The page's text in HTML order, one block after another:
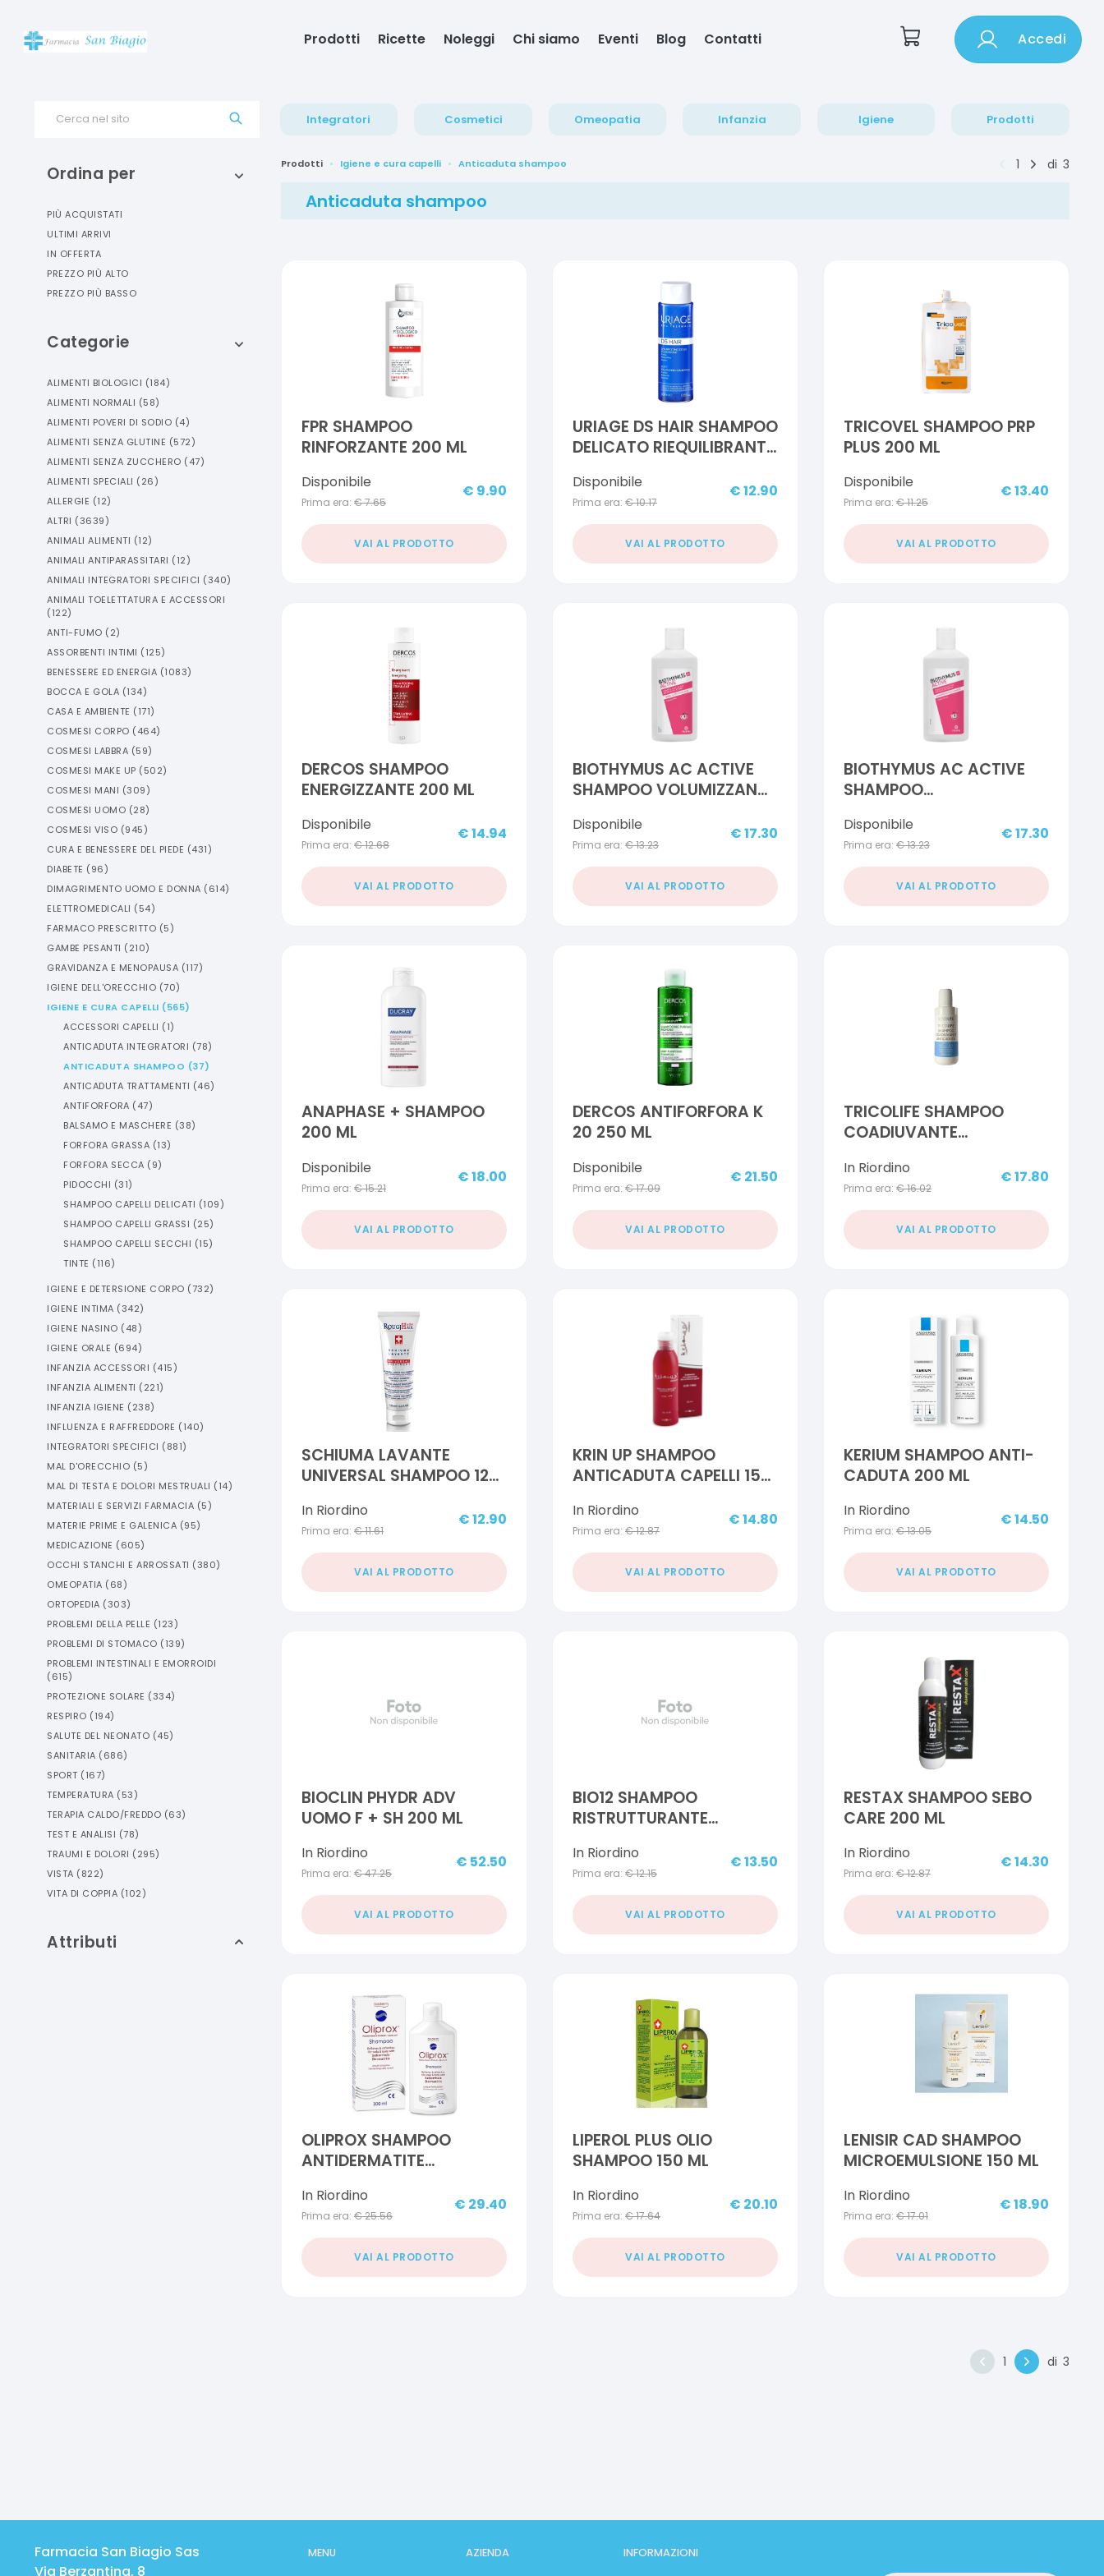
Prodotti Ricette Noleggi Chi siamo Eventi Blog Contatti Accedi
Cerca nel sito Integratori Cosmetici Omeopatia Infanzia Igiene Prodotti
Ordina per
PIÙ ACQUISTATI
ULTIMI ARRIVI
IN OFFERTA
PREZZO PIÙ ALTO
PREZZO PIÙ BASSO
Categorie
ALIMENTI BIOLOGICI (184)
ALIMENTI NORMALI (58)
ALIMENTI POVERI DI SODIO (4)
ALIMENTI SENZA GLUTINE (572)
ALIMENTI SENZA ZUCCHERO (47)
ALIMENTI SPECIALI (26)
ALLERGIE (12)
ALTRI (3639)
ANIMALI ALIMENTI (12)
ANIMALI ANTIPARASSITARI (12)
ANIMALI INTEGRATORI SPECIFICI (340)
ANIMALI TOELETTATURA E ACCESSORI
(122)
ANTI-FUMO (2)
ASSORBENTI INTIMI (125)
BENESSERE ED ENERGIA (1083)
BOCCA E GOLA (134)
CASA E AMBIENTE (171)
COSMESI CORPO (464)
COSMESI LABBRA (59)
COSMESI MAKE UP (502)
COSMESI MANI (309)
COSMESI UOMO (28)
COSMESI VISO (945)
CURA E BENESSERE DEL PIEDE (431)
DIABETE (96)
DIMAGRIMENTO UOMO E DONNA (614)
ELETTROMEDICALI (54)
FARMACO PRESCRITTO (5)
GAMBE PESANTI (210)
GRAVIDANZA E MENOPAUSA (117)
IGIENE DELL'ORECCHIO (70)
IGIENE E CURA CAPELLI (565)
ACCESSORI CAPELLI (1)
ANTICADUTA INTEGRATORI (78)
ANTICADUTA SHAMPOO (37)
ANTICADUTA TRATTAMENTI (46)
ANTIFORFORA (47)
BALSAMO E MASCHERE (38)
FORFORA GRASSA (13)
FORFORA SECCA (9)
PIDOCCHI (31)
SHAMPOO CAPELLI DELICATI (109)
SHAMPOO CAPELLI GRASSI (25)
SHAMPOO CAPELLI SECCHI (15)
TINTE (116)
IGIENE E DETERSIONE CORPO (732)
IGIENE INTIMA (342)
IGIENE NASINO (48)
IGIENE ORALE (694)
INFANZIA ACCESSORI (415)
INFANZIA ALIMENTI (221)
INFANZIA IGIENE (238)
INFLUENZA E RAFFREDDORE (140)
INTEGRATORI SPECIFICI (881)
MAL D'ORECCHIO (5)
MAL DI TESTA E DOLORI MESTRUALI (14)
MATERIALI E SERVIZI FARMACIA (5)
MATERIE PRIME E GALENICA (95)
MEDICAZIONE (605)
OCCHI STANCHI E ARROSSATI (380)
OMEOPATIA (68)
ORTOPEDIA (303)
PROBLEMI DELLA PELLE (123)
PROBLEMI DI STOMACO (139)
PROBLEMI INTESTINALI E EMORROIDI
(615)
PROTEZIONE SOLARE (334)
RESPIRO (194)
SALUTE DEL NEONATO (45)
SANITARIA (686)
SPORT (167)
TEMPERATURA (53)
TERAPIA CALDO/FREDDO (63)
TEST E ANALISI (78)
TRAUMI E DOLORI (295)
VISTA (822)
VITA DI COPPIA (102)
Attributi
Prodotti Igiene e cura capelli Anticaduta shampoo 1 di 3
Anticaduta shampoo
FPR SHAMPOO
RINFORZANTE 200 ML
Disponibile
Prima era: €7.65
€ 9.90
VAI AL PRODOTTO
URIAGE DS HAIR SHAMPOO
DELICATO RIEQUILIBRANTE
Disponibile
Prima era: €10.17
€12.90
VAI AL PRODOTTO
TRICOVEL SHAMPOO PRP
PLUS 200 ML
Disponibile
Prima era: €11.25
€13.40
VAI AL PRODOTTO
DERCOS SHAMPOO
ENERGIZZANTE 200 ML
Disponibile
Prima era: €12.68
€14.94
VAI AL PRODOTTO
BIOTHYMUS AC ACTIVE
SHAMPOO VOLUMIZZANTE
Disponibile
Prima era: €13.23
€17.30
VAI AL PRODOTTO
BIOTHYMUS AC ACTIVE
SHAMPOO
200 ML
Disponibile
Prima era: €13.23
€17.30
VAI AL PRODOTTO
ANAPHASE + SHAMPOO
200 ML
Disponibile
Prima era: €15.21
€18.00
VAI AL PRODOTTO
DERCOS ANTIFORFORA K
20 250 ML
Disponibile
Prima era: €17.09
€ 21.50
VAI AL PRODOTTO
TRICOLIFE SHAMPOO
COADIUVANTE
In Riordino
Prima era: €16.02
€17.80
VAI AL PRODOTTO
SCHIUMA LAVANTE
UNIVERSAL SHAMPOO 125
In Riordino
Prima era: €11.61
€12.90
VAI AL PRODOTTO
KRIN UP SHAMPOO
ANTICADUTA CAPELLI 150
In Riordino
Prima era: €12.87
€14.80
VAI AL PRODOTTO
KERIUM SHAMPOO ANTI-
CADUTA 200 ML
In Riordino
Prima era: €13.05
€14.50
VAI AL PRODOTTO
BIOCLIN PHYDR ADV
UOMO F + SH 200 ML
In Riordino
Prima era: €47.25
€ 52.50
VAI AL PRODOTTO
BIO12 SHAMPOO
RISTRUTTURANTE
In Riordino
Prima era: €12.15
€13.50
VAI AL PRODOTTO
RESTAX SHAMPOO SEBO
CARE 200 ML
In Riordino
Prima era: €12.87
€14.30
VAI AL PRODOTTO
OLIPROX SHAMPOO
ANTIDERMATITE
In Riordino
Prima era: €25.56
€ 29.40
VAI AL PRODOTTO
LIPEROL PLUS OLIO
SHAMPOO 150 ML
In Riordino
Prima era: €17.64
€ 20.10
VAI AL PRODOTTO
LENISIR CAD SHAMPOO
MICROEMULSIONE 150 ML
In Riordino
Prima era: €17.01
€18.90
VAI AL PRODOTTO
1 di 3
Farmacia San Biagio Sas
Via Berzantina, 8
MENU AZIENDA INFORMAZIONI